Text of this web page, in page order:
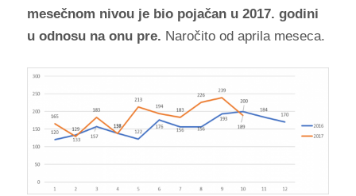
mesečnom nivou je bio pojačan u 2017. godini
u odnosu na onu pre. Naročito od aprila meseca.